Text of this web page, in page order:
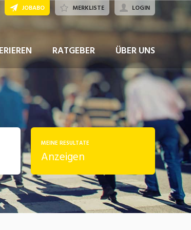
RATGEBER ÜBER UNS
JOBABO MERKLISTE LOGIN
MEINE RESULTATE
Anzeigen
JETZT BEWERBEN